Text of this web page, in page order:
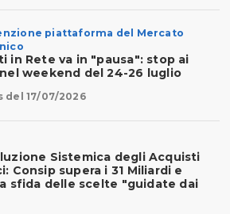
piattaforma del Mercato
in Rete va in "pausa": stop ai
weekend del 24-26 luglio
del 17/07/2026
Sistemica degli Acquisti
Consip supera i 31 Miliardi e
sfida delle scelte "guidate dai